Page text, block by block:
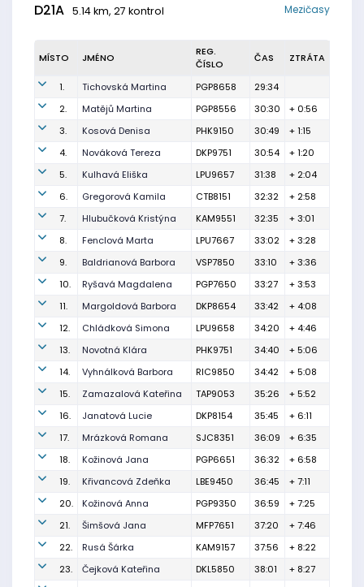
D21A 5.14 km, 27 kontrol Mezičasy
MÍSTO JMÉNO
REG.
ČÍSLO
ČAS ZTRÁTA
1. Tichovská Martina PGP8658
29:34
2.
Matějů Martina PGP8556 30:30
+ 0:56
3.
Kosová Denisa PHK9150 30:49
+ 1:15
4.
Nováková Tereza DKP9751 30:54
+ 1:20
5.
Kulhavá Eliška LPU9657 31:38
+ 2:04
6.
Gregorová Kamila CTB8151 32:32
+ 2:58
7.
Hlubučková Kristýna KAM9551 32:35
+ 3:01
8.
Fenclová Marta LPU7667 33:02
+ 3:28
9.
Baldrianová Barbora VSP7850 33:10
+ 3:36
10.
Ryšavá Magdalena PGP7650 33:27
+ 3:53
11.
Margoldová Barbora DKP8654 33:42
+ 4:08
12.
Chládková Simona LPU9658 34:20
+ 4:46
13.
Novotná Klára PHK9751 34:40
+ 5:06
14.
Vyhnálková Barbora RIC9850 34:42
+ 5:08
15.
Zamazalová Kateřina TAP9053 35:26
+ 5:52
16.
Janatová Lucie DKP8154 35:45
+ 6:11
17.
Mrázková Romana SJC8351 36:09
+ 6:35
18.
Kožinová Jana PGP6651 36:32
+ 6:58
19.
Křivancová Zdeňka LBE9450 36:45
+ 7:11
20.
Kožinová Anna PGP9350 36:59
+ 7:25
21.
Šimšová Jana MFP7651 37:20
+ 7:46
22.
Rusá Šárka KAM9157 37:56
+ 8:22
23.
Čejková Kateřina DKL5850 38:01
+ 8:27